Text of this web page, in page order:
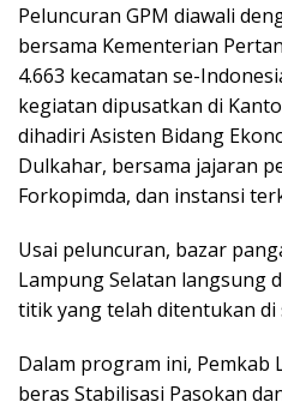
Peluncuran GPM diawali
bersama Kementerian
4.663 kecamatan se-
kegiatan dipusatkan di
dihadiri Asisten Bidang
Dulkahar, bersama jajaran
Forkopimda, dan instansi
Usai peluncuran, bazar
Lampung Selatan langsung
titik yang telah ditentukan di
Dalam program ini, Pemkab
beras Stabilisasi Pasokan